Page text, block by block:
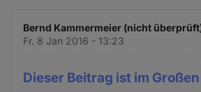
Bernd Kammermeier (nicht
Fr. 8 Jan 2016 - 13:23
Dieser Beitrag ist im Großen